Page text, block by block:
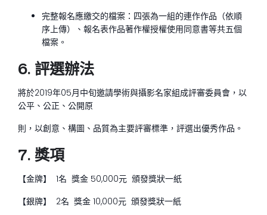
完整報名應繳交的檔案：四張為一組的連作作品（依順
序上傳）、報名表作品著作權授權使用同意書等共五個
檔案。
6. 評選辦法
將於2019年05月中旬邀請學術與攝影名家組成評審委員會，以
公平、公正、公開原
則，以創意、構圖、品質為主要評審標準，評選出優秀作品。
7. 獎項
【金牌】 1名 獎金 50,000元 頒發獎狀一紙
【銀牌】 2名 獎金 10,000元 頒發獎狀一紙